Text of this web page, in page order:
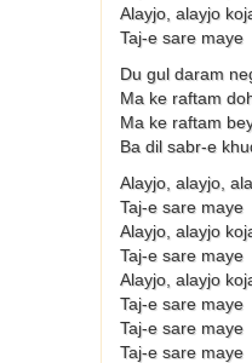
Alayjo, alayjo
Taj-e sare maye
Du gul daram
Ma ke raftam
Ma ke raftam
Ba dil sabr-e
Alayjo, alayjo,
Taj-e sare maye
Alayjo, alayjo
Taj-e sare maye
Alayjo, alayjo
Taj-e sare maye
Taj-e sare maye
Taj-e sare maye